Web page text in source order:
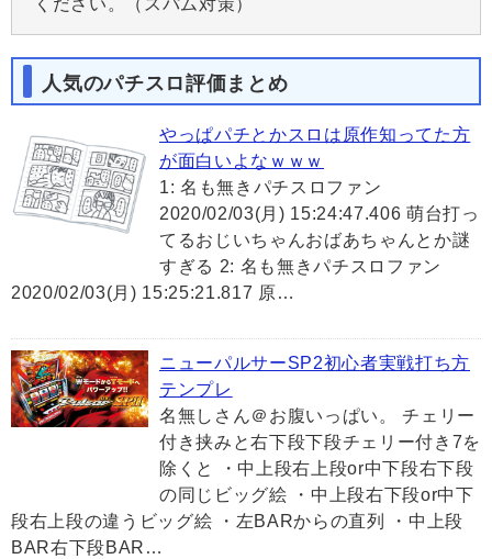
ください。（スパム対策）
人気のパチスロ評価まとめ
やっぱパチとかスロは原作知ってた方
が面白いよなｗｗｗ
1: 名も無きパチスロファン
2020/02/03(月) 15:24:47.406 萌台打っ
てるおじいちゃんおばあちゃんとか謎
すぎる 2: 名も無きパチスロファン
2020/02/03(月) 15:25:21.817 原…
ニューパルサーSP2初心者実戦打ち方
テンプレ
名無しさん＠お腹いっぱい。 チェリー
付き挟みと右下段下段チェリー付き7を
除くと ・中上段右上段or中下段右下段
の同じビッグ絵 ・中上段右下段or中下
段右上段の違うビッグ絵 ・左BARからの直列 ・中上段
BAR右下段BAR…